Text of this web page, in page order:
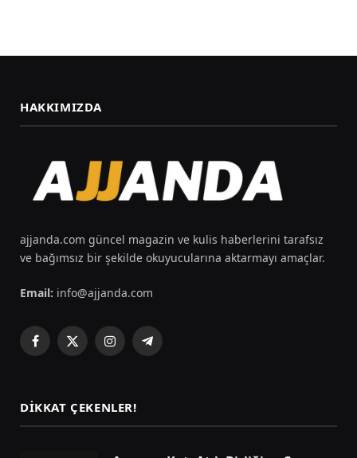
HAKKIMIZDA
ajjanda.com güncel magazin ve kulis haberlerini tarafsız
ve bağımsız bir şekilde okuyucularına aktarmayı amaçlar.
Email: info@ajjanda.com
Facebook
X
InstagramTelegram
DIKKAT ÇEKENLER!